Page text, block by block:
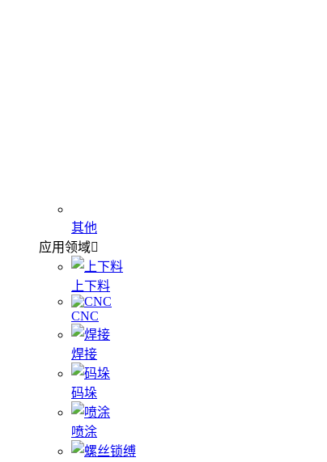
其他
应用领域
上下料
CNC
焊接
码垛
喷涂